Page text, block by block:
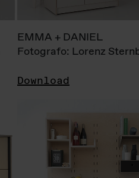
EMMA + DANIEL
Fotografo: Lorenz
Download